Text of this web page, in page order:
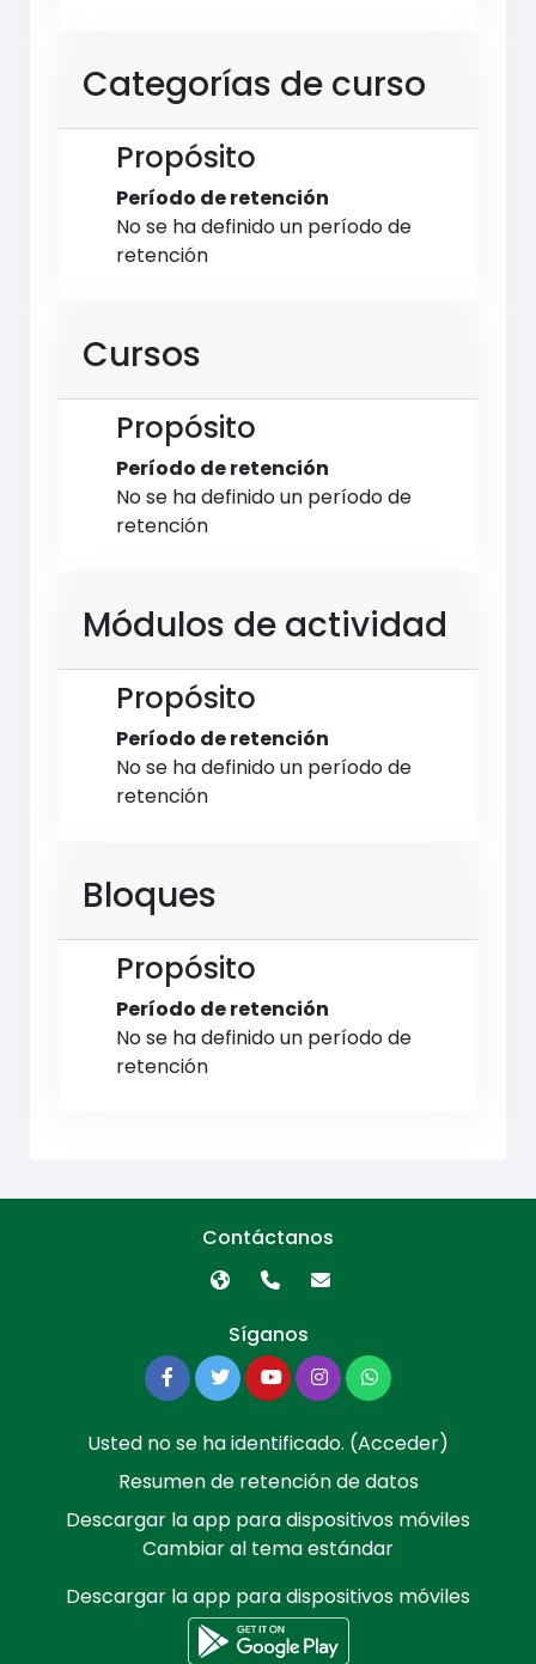
Categorías de curso
Propósito
Período de retención
No se ha definido un período de
retención
Cursos
Propósito
Período de retención
No se ha definido un período de
retención
Módulos de actividad
Propósito
Período de retención
No se ha definido un período de
retención
Bloques
Propósito
Período de retención
No se ha definido un período de
retención
Contáctanos
Síganos
Usted no se ha identificado. (Acceder)
Resumen de retención de datos
Descargar la app para dispositivos móviles
Cambiar al tema estándar
Descargar la app para dispositivos móviles